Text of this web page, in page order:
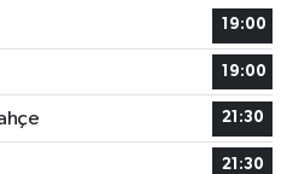
19:00
19:00
21:30
21:30